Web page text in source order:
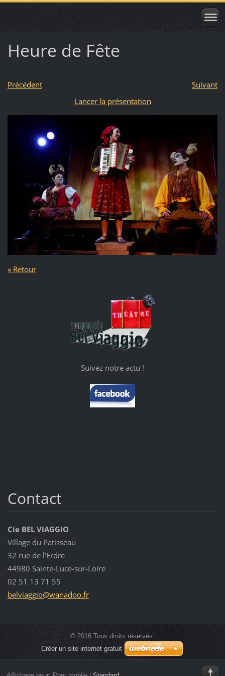
Heure de Fête
Précédent
Suivant
Lancer la présentation
« Retour
Suivez notre actu !
Contact
Cie BEL VIAGGIO
Village du Patisseau
32 rue de l'Erdre
44980 Sainte-Luce-sur-Loire
02 51 13 71 55
belviaggio@wanadoo.fr
© 2016 Tous droits réservés.
Créer un site internet gratuit